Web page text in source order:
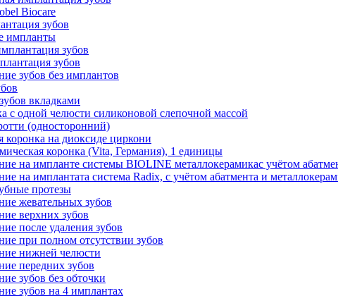
Biocare
зубов
импланты
зубов
зубов
зубов без имплантов
вкладками
с одной челюсти силиконовой слепочной массой
(односторонний)
коронка на диоксиде циркони
коронка (Vita, Германия), 1 единицы
на импланте системы BIOLINE металлокерамикас учётом
на имплантата система Radix, с учётом абатмента и
протезы
жевательных зубов
верхних зубов
после удаления зубов
при полном отсутствии зубов
нижней челюсти
передних зубов
зубов без обточки
зубов на 4 имплантах